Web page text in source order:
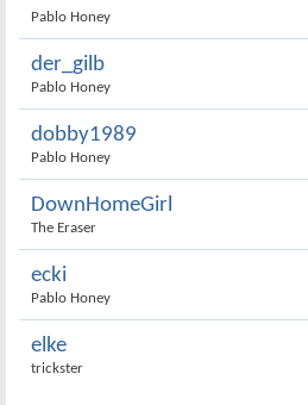
Pablo Honey
der_gilb
Pablo Honey
dobby1989
Pablo Honey
DownHomeGirl
The Eraser
ecki
Pablo Honey
elke
trickster